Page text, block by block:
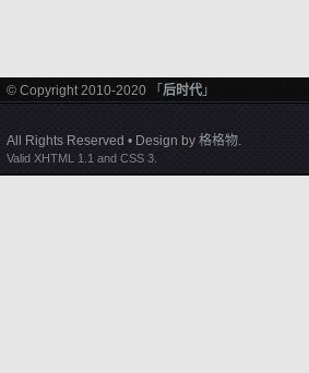
© Copyright 2010-2020 「 后时代 」
All Rights Reserved • Design by 格格物.
Valid XHTML 1.1 and CSS 3.